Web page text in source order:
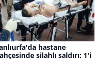
hastane
silahlı saldırı: 1'i